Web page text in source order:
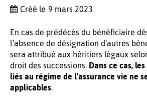
Créé le 9 mars 2023
En cas de prédécès du bénéficiaire
l’absence de désignation d’autres
sera attribué aux héritiers légaux
droit des successions. Dans ce cas,
liés au régime de l’assurance vie ne
applicables.